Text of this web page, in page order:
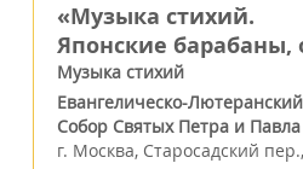
«Музыка стихий.
Японские барабаны,
Музыка стихий
Евангелическо-
Собор Святых Петра и Павла
г. Москва, Старосадский